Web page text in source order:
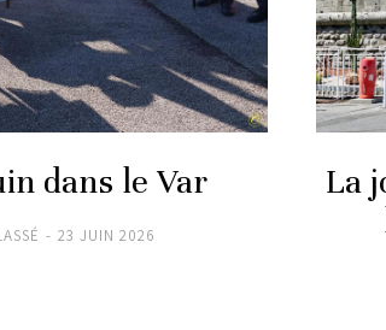
dans le Var
23 JUIN 2026
La